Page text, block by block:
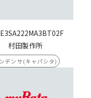
村田製作所
デンサ(キャパシタ)